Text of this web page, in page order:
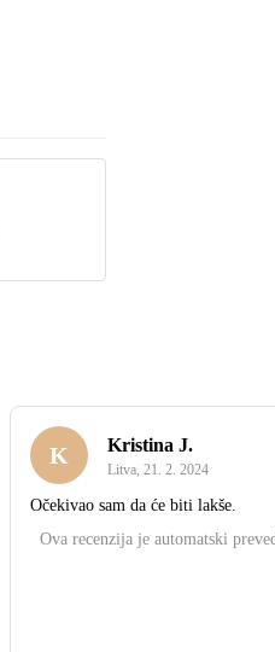
K Kristina J.
Litva, 21. 2. 2024
Očekivao sam da će biti lakše.
Ova recenzija je automatski